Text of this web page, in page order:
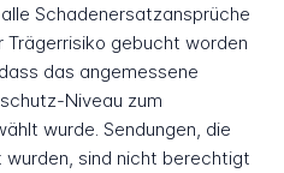
Schadenersatzansprüche
Trägerrisiko gebucht worden
das angemessene
Niveau zum
wurde. Sendungen, die
sind nicht berechtigt